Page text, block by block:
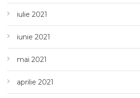
iulie 2021
iunie 2021
mai 2021
aprilie 2021